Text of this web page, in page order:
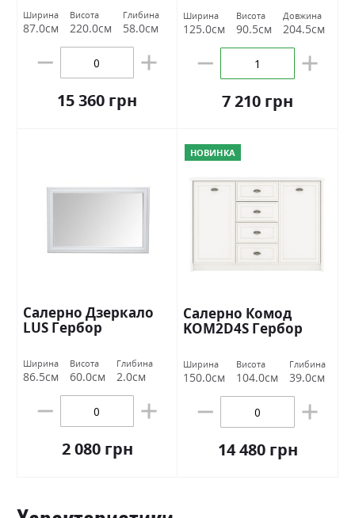
Ширина
87.0см
Висота
220.0см
Глибина
58.0см
15 360 грн
Ширина
125.0см
Висота
90.5см
Довжина
204.5см
7 210 грн
Салерно Дзеркало
LUS Гербор
Ширина
86.5см
Висота
60.0см
Глибина
2.0см
2 080 грн
НОВИНКА
Салерно Комод
KOM2D4S Гербор
Ширина
150.0см
Висота
104.0см
Глибина
39.0см
14 480 грн